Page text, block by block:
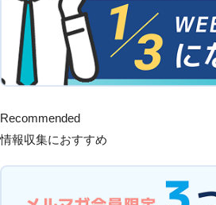
Recommended
情報収集におすすめ